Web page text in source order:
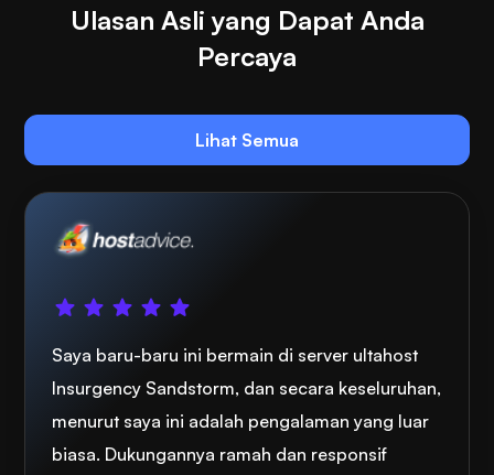
Ulasan Asli yang Dapat Anda
Percaya
Lihat Semua
Saya baru-baru ini bermain di server ultahost
Insurgency Sandstorm, dan secara keseluruhan,
menurut saya ini adalah pengalaman yang luar
biasa. Dukungannya ramah dan responsif